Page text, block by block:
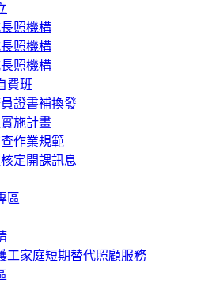
照機構
照機構
照機構
費班
證書補換發
施計畫
作業規範
定開課訊息
區
工家庭短期替代照顧服務